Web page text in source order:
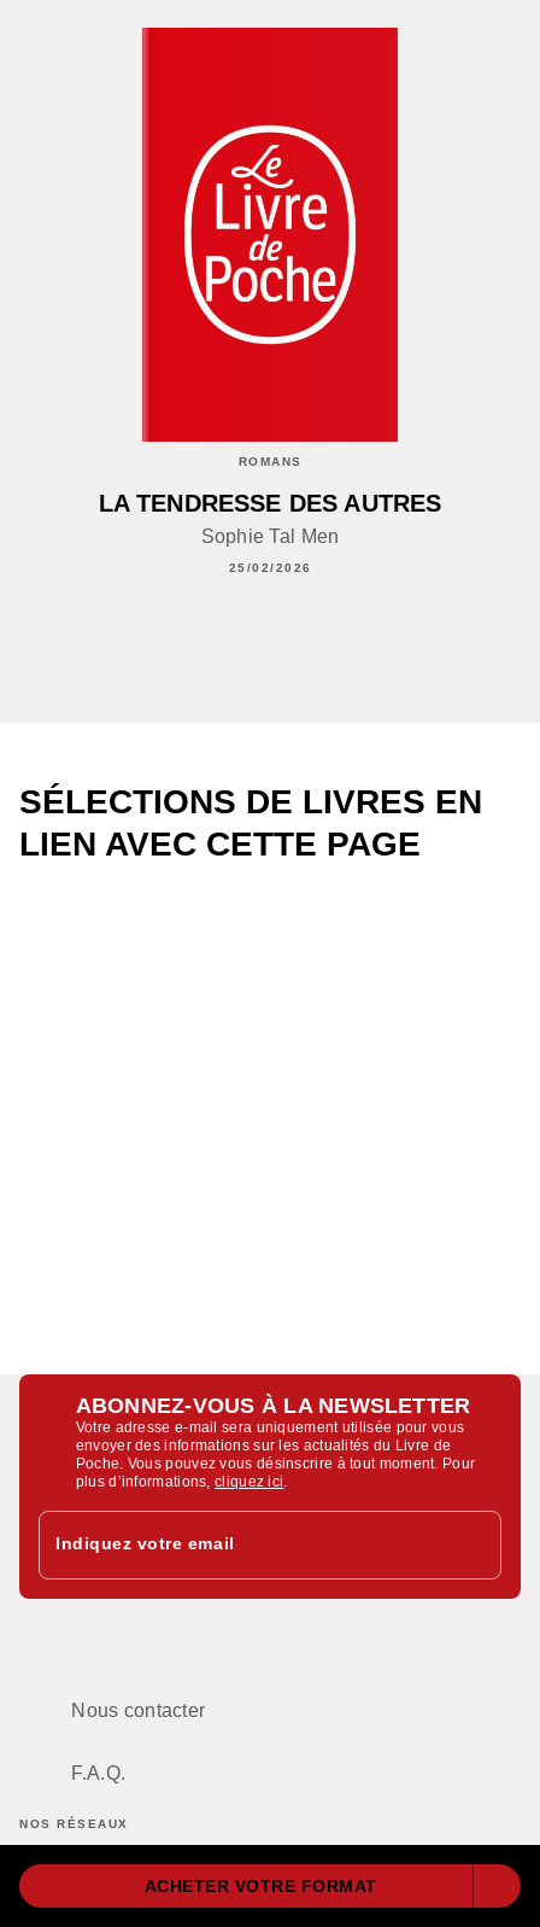
ACHETER VOTRE FORMAT
ROMANS
LA TENDRESSE DES AUTRES
Sophie Tal Men
25/02/2026
SÉLECTIONS DE LIVRES EN
LIEN AVEC CETTE PAGE
ABONNEZ-VOUS À LA NEWSLETTER
Votre adresse e-mail sera uniquement utilisée pour vous
envoyer des informations sur les actualités du Livre de
Poche. Vous pouvez vous désinscrire à tout moment. Pour
plus d’informations,cliquez ici
Indiquez votre email
Nous contacter
F.A.Q.
NOS RÉSEAUX